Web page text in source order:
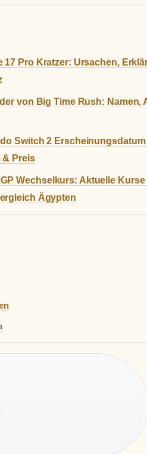
17 Pro Kratzer: Ursachen,
von Big Time Rush: Namen,
Switch 2 Erscheinungsdatum
& Preis
Wechselkurs: Aktuelle Kurse
Ägypten